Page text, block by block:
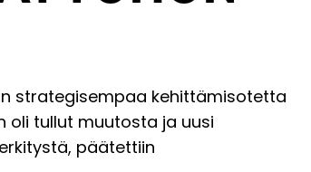
strategisempaa kehittämisotetta
oli tullut muutosta ja uusi
päätettiin